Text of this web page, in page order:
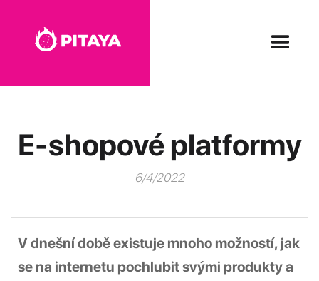
E-shopové platformy
6/4/2022
V dnešní době existuje mnoho možností, jak
se na internetu pochlubit svými produkty a